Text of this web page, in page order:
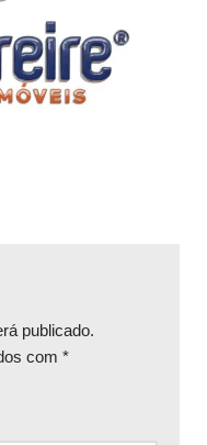
publicado.
com *